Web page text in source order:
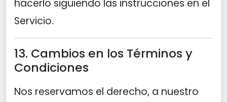
hacerlo siguiendo las instrucciones en el
Servicio.
13. Cambios en los Términos y
Condiciones
Nos reservamos el derecho, a nuestro